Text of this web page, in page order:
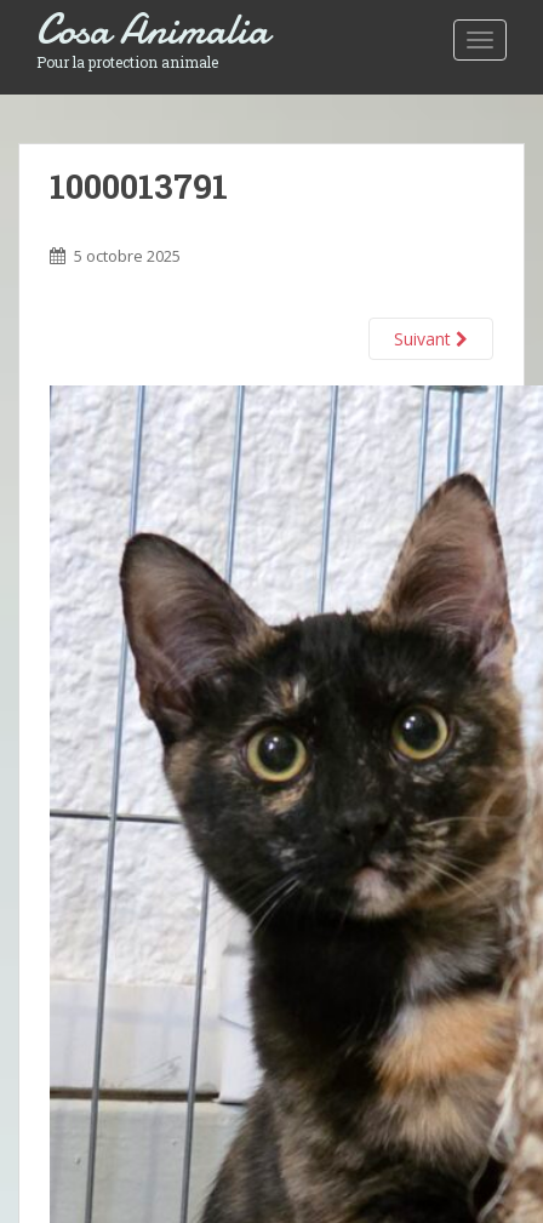
Toggle
Cosa Animalia
Pour la protection animale
1000013791
5 octobre 2025
Suivant